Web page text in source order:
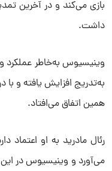
بازی می‌کند و در آخرین
داشت.
وینیسیوس به‌خاطر عملکرد
به‌تدریج افزایش یافته و
همین اتفاق می‌افتاد.
رئال مادرید به او اعتماد
می‌آورد و وینیسیوس در